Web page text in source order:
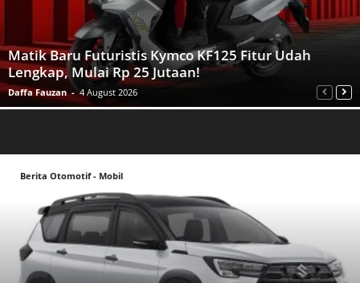
Matik Baru Futuristis Kymco KF125 Fitur Udah
Lengkap, Mulai Rp 25 Jutaan!
Daffa Fauzan - 4 August 2026
Berita Otomotif - Mobil